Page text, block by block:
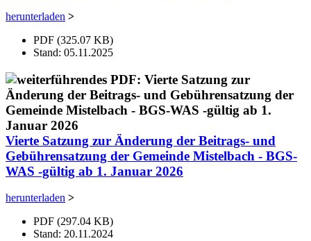
herunterladen >
PDF (325.07 KB)
Stand: 05.11.2025
Vierte Satzung zur Änderung der Beitrags- und
Gebührensatzung der Gemeinde Mistelbach - BGS-
WAS -gültig ab 1. Januar 2026
herunterladen >
PDF (297.04 KB)
Stand: 20.11.2024